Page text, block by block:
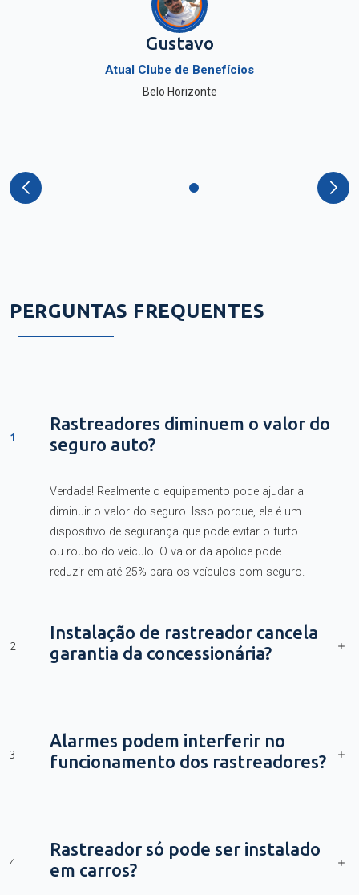
PERGUNTAS FREQUENTES
1
Rastreadores diminuem o valor do
seguro auto?
Verdade! Realmente o equipamento pode ajudar a
diminuir o valor do seguro. Isso porque, ele é um
dispositivo de segurança que pode evitar o furto
ou roubo do veículo. O valor da apólice pode
reduzir em até 25% para os veículos com seguro.
2
Instalação de rastreador cancela
garantia da concessionária?
3
Alarmes podem interferir no
funcionamento dos rastreadores?
4
Rastreador só pode ser instalado
em carros?